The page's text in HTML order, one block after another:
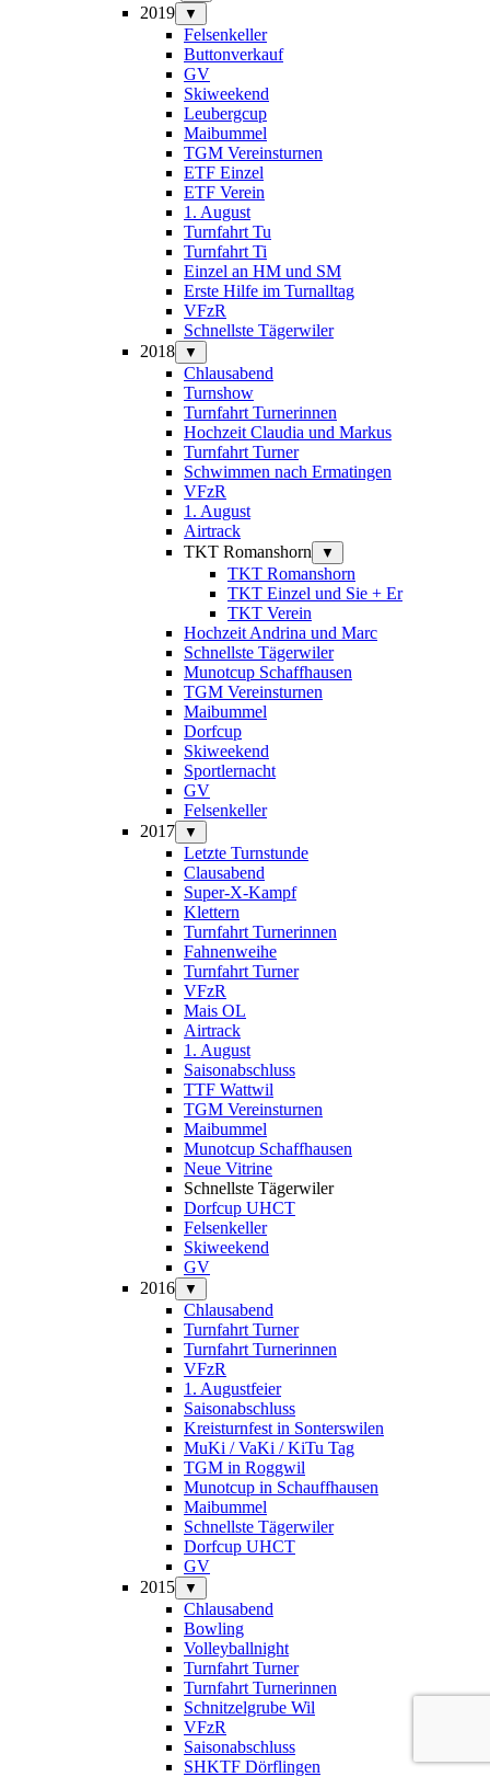
2019 ▼
Felsenkeller
Buttonverkauf
GV
Skiweekend
Leubergcup
Maibummel
TGM Vereinsturnen
ETF Einzel
ETF Verein
1. August
Turnfahrt Tu
Turnfahrt Ti
Einzel an HM und SM
Erste Hilfe im Turnalltag
VFzR
Schnellste Tägerwiler
2018
▼
Chlausabend
Turnshow
Turnfahrt Turnerinnen
Hochzeit Claudia und Markus
Turnfahrt Turner
Schwimmen nach Ermatingen
VFzR
1. August
Airtrack
TKT Romanshorn
▼
TKT Romanshorn
TKT Einzel und Sie + Er
TKT Verein
Hochzeit Andrina und Marc
Schnellste Tägerwiler
Munotcup Schaffhausen
TGM Vereinsturnen
Maibummel
Dorfcup
Skiweekend
Sportlernacht
GV
Felsenkeller
2017
▼
Letzte Turnstunde
Clausabend
Super-X-Kampf
Klettern
Turnfahrt Turnerinnen
Fahnenweihe
Turnfahrt Turner
VFzR
Mais OL
Airtrack
1. August
Saisonabschluss
TTF Wattwil
TGM Vereinsturnen
Maibummel
Munotcup Schaffhausen
Neue Vitrine
Schnellste Tägerwiler
Dorfcup UHCT
Felsenkeller
Skiweekend
GV
2016
▼
Chlausabend
Turnfahrt Turner
Turnfahrt Turnerinnen
VFzR
1. Augustfeier
Saisonabschluss
Kreisturnfest in Sonterswilen
MuKi / VaKi / KiTu Tag
TGM in Roggwil
Munotcup in Schauffhausen
Maibummel
Schnellste Tägerwiler
Dorfcup UHCT
GV
2015
▼
Chlausabend
Bowling
Volleyballnight
Turnfahrt Turner
Turnfahrt Turnerinnen
Schnitzelgrube Wil
VFzR
Saisonabschluss
SHKTF Dörflingen